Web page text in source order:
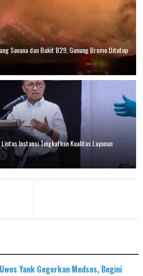
Savana dan Bukit B29, Gunung Bromo Ditutup
Instansi Tingkatkan Kualitas Layanan
Yank Gegerkan Medsos, Begini